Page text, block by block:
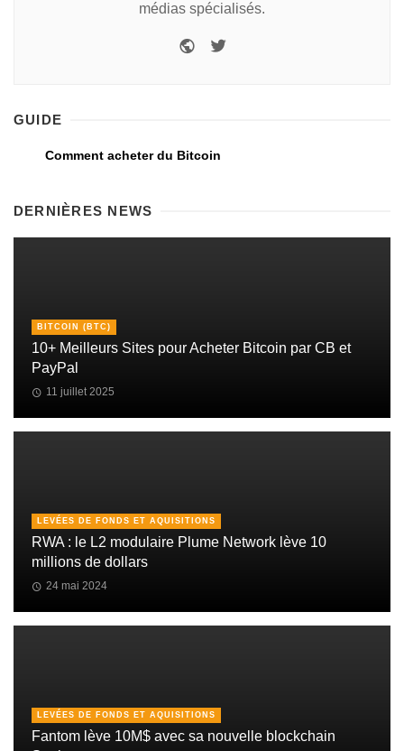
médias spécialisés.
GUIDE
Comment acheter du Bitcoin
DERNIÈRES NEWS
BITCOIN (BTC)
10+ Meilleurs Sites pour Acheter Bitcoin par CB et
PayPal
11 juillet 2025
LEVÉES DE FONDS ET AQUISITIONS
RWA : le L2 modulaire Plume Network lève 10
millions de dollars
24 mai 2024
LEVÉES DE FONDS ET AQUISITIONS
Fantom lève 10M$ avec sa nouvelle blockchain